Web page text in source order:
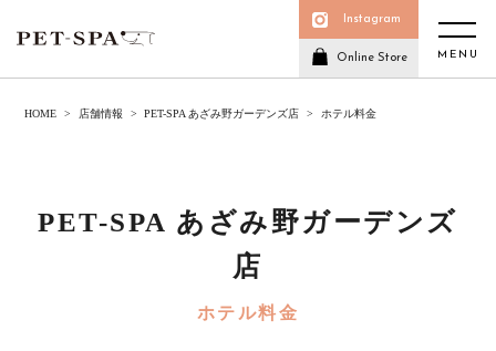
Instagram
Online Store MENU
HOME 店舗情報 PET-SPA あざみ野ガーデンズ店 ホテル料金
PET-SPA あざみ野ガーデンズ
店
ホテル料金